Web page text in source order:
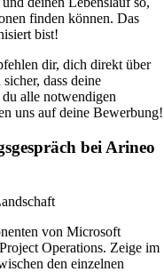
finden können. Das
bist!
dir, dich direkt über
dass deine
alle notwendigen
uns auf deine Bewerbung!
bei Arineo
von Microsoft
Operations. Zeige im
den einzelnen